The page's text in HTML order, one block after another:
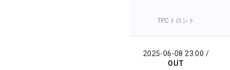
TPCトロント
2025-06-08 23:00 /
OUT